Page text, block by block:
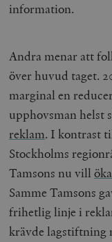
information.
Andra menar att
över huvud taget.
marginal en
upphovsman helst
reklam. I kontrast
Stockholms
Tamsons nu vill
Samme Tamsons
frihetlig linje i
krävde lagstiftning